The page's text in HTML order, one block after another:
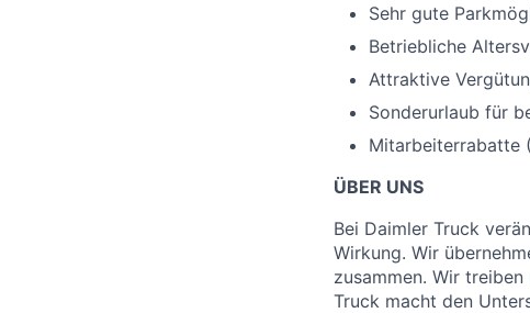
Sehr gute
Betriebliche
Attraktive
Sonderurlaub für
Mitarbeiterrabatte
ÜBER UNS
Bei Daimler Truck
Wirkung. Wir
zusammen. Wir
Truck macht den